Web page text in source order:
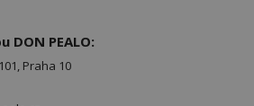
PEALO:
Praha 10